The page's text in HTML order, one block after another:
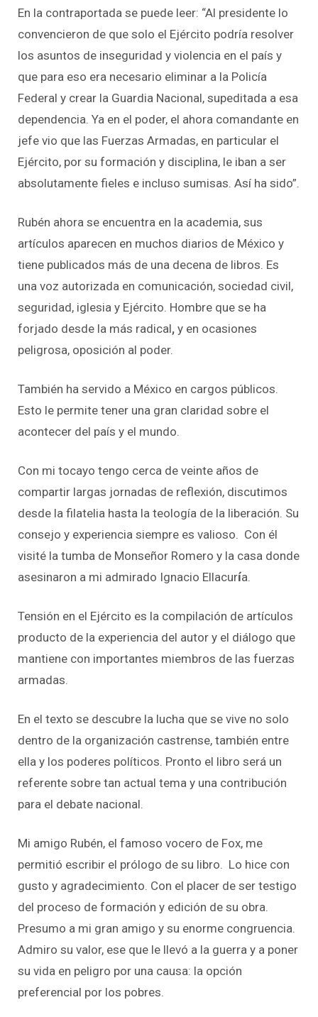
En la contraportada se puede leer: “Al presidente lo
convencieron de que solo el Ejército podría resolver
los asuntos de inseguridad y violencia en el país y
que para eso era necesario eliminar a la Policía
Federal y crear la Guardia Nacional, supeditada a esa
dependencia. Ya en el poder, el ahora comandante en
jefe vio que las Fuerzas Armadas, en particular el
Ejército, por su formación y disciplina, le iban a ser
absolutamente fieles e incluso sumisas. Así ha sido”.
Rubén ahora se encuentra en la academia, sus
artículos aparecen en muchos diarios de México y
tiene publicados más de una decena de libros. Es
una voz autorizada en comunicación, sociedad civil,
seguridad, iglesia y Ejército. Hombre que se ha
forjado desde la más radical, y en ocasiones
peligrosa, oposición al poder.
También ha servido a México en cargos públicos.
Esto le permite tener una gran claridad sobre el
acontecer del país y el mundo.
Con mi tocayo tengo cerca de veinte años de
compartir largas jornadas de reflexión, discutimos
desde la filatelia hasta la teología de la liberación. Su
consejo y experiencia siempre es valioso. Con él
visité la tumba de Monseñor Romero y la casa donde
asesinaron a mi admirado Ignacio Ellacuría.
Tensión en el Ejército es la compilación de artículos
producto de la experiencia del autor y el diálogo que
mantiene con importantes miembros de las fuerzas
armadas.
En el texto se descubre la lucha que se vive no solo
dentro de la organización castrense, también entre
ella y los poderes políticos. Pronto el libro será un
referente sobre tan actual tema y una contribución
para el debate nacional.
Mi amigo Rubén, el famoso vocero de Fox, me
permitió escribir el prólogo de su libro. Lo hice con
gusto y agradecimiento. Con el placer de ser testigo
del proceso de formación y edición de su obra.
Presumo a mi gran amigo y su enorme congruencia.
Admiro su valor, ese que le llevó a la guerra y a poner
su vida en peligro por una causa: la opción
preferencial por los pobres.